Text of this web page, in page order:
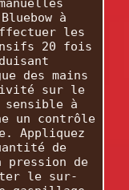
à
les
20 fois
des mains
sur le
à
un contrôle
Appliquez
de
de
le sur-